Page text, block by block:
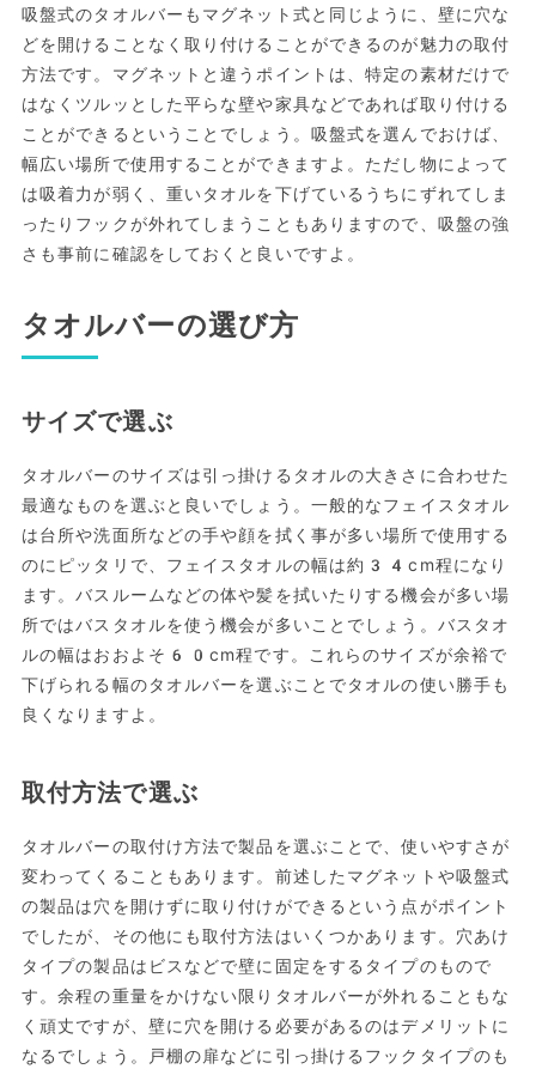
吸盤式のタオルバーもマグネット式と同じように、壁に穴な
どを開けることなく取り付けることができるのが魅力の取付
方法です。マグネットと違うポイントは、特定の素材だけで
はなくツルッとした平らな壁や家具などであれば取り付ける
ことができるということでしょう。吸盤式を選んでおけば、
幅広い場所で使用することができますよ。ただし物によって
は吸着力が弱く、重いタオルを下げているうちにずれてしま
ったりフックが外れてしまうこともありますので、吸盤の強
さも事前に確認をしておくと良いですよ。
タオルバーの選び方
サイズで選ぶ
タオルバーのサイズは引っ掛けるタオルの大きさに合わせた
最適なものを選ぶと良いでしょう。一般的なフェイスタオル
は台所や洗面所などの手や顔を拭く事が多い場所で使用する
のにピッタリで、フェイスタオルの幅は約34cm程になり
ます。バスルームなどの体や髪を拭いたりする機会が多い場
所ではバスタオルを使う機会が多いことでしょう。バスタオ
ルの幅はおおよそ60cm程です。これらのサイズが余裕で
下げられる幅のタオルバーを選ぶことでタオルの使い勝手も
良くなりますよ。
取付方法で選ぶ
タオルバーの取付け方法で製品を選ぶことで、使いやすさが
変わってくることもあります。前述したマグネットや吸盤式
の製品は穴を開けずに取り付けができるという点がポイント
でしたが、その他にも取付方法はいくつかあります。穴あけ
タイプの製品はビスなどで壁に固定をするタイプのもので
す。余程の重量をかけない限りタオルバーが外れることもな
く頑丈ですが、壁に穴を開ける必要があるのはデメリットに
なるでしょう。戸棚の扉などに引っ掛けるフックタイプのも